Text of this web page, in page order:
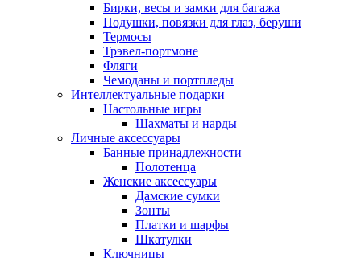
Бирки, весы и замки для багажа
Подушки, повязки для глаз, беруши
Термосы
Трэвел-портмоне
Фляги
Чемоданы и портпледы
Интеллектуальные подарки
Настольные игры
Шахматы и нарды
Личные аксессуары
Банные принадлежности
Полотенца
Женские аксессуары
Дамские сумки
Зонты
Платки и шарфы
Шкатулки
Ключницы